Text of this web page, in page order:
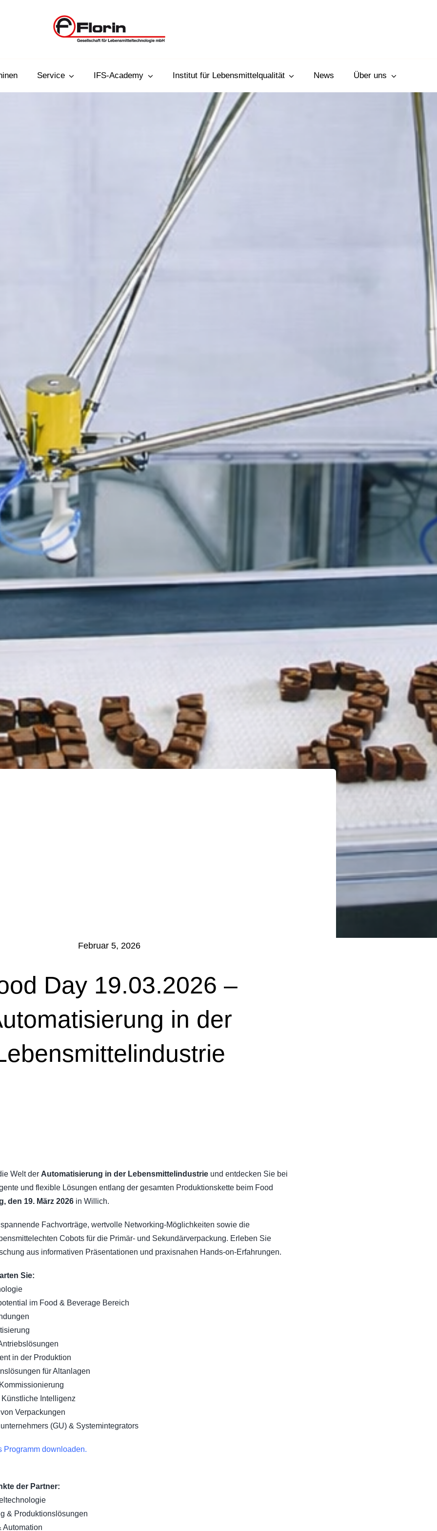
Abfüll- und Dosiertechnik
Verschließtechnik
Wägetechnik
Röntgenanlagen
UNSERE MASCHINEN & ANLAGEN
Service IFS-Academy Institut für Lebensmittelqualität News Über uns
Februar 5, 2026
Day 19.03.2026 –
in der
Welt der Automatisierung in der Lebensmittelindustrieund entdecken Sie bei
und flexible Lösungen entlang der gesamten Produktionskette beim Food
den 19. März 2026in Willich.
Fachvorträge, wertvolle Networking-Möglichkeiten sowie die
Cobots für die Primär- und Sekundärverpackung. Erleben Sie
aus informativen Präsentationen und praxisnahen Hands-on-Erfahrungen.
Sie:
im Food & Beverage Bereich
in der Produktion
für Altanlagen
Intelligenz
Verpackungen
(GU) & Systemintegrators
Programm downloaden.
der Partner:
& Produktionslösungen
Automation